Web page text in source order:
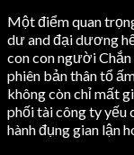
Một điểm quan
dư and đại dương
con con người
phiên bản thân tổ
không còn chỉ mất
phối tài công ty
hành đụng gian lận